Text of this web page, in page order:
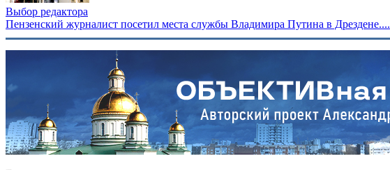
Выбор редактора
Пензенский журналист посетил места службы Владимира Путина в Дрездене....